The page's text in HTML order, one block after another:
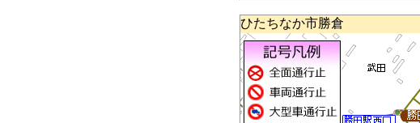
ひたちなか市勝倉